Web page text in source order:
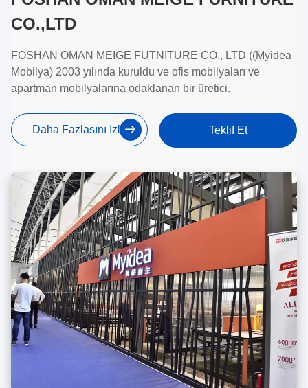
CO.,LTD
FOSHAN OMAN MEIGE FUTNITURE CO., LTD ((Myidea
Mobilya) 2003 yılında kuruldu ve ofis mobilyaları ve
apartman mobilyalarına odaklanan bir üretici.
Daha Fazlasını Izle Teklif Et